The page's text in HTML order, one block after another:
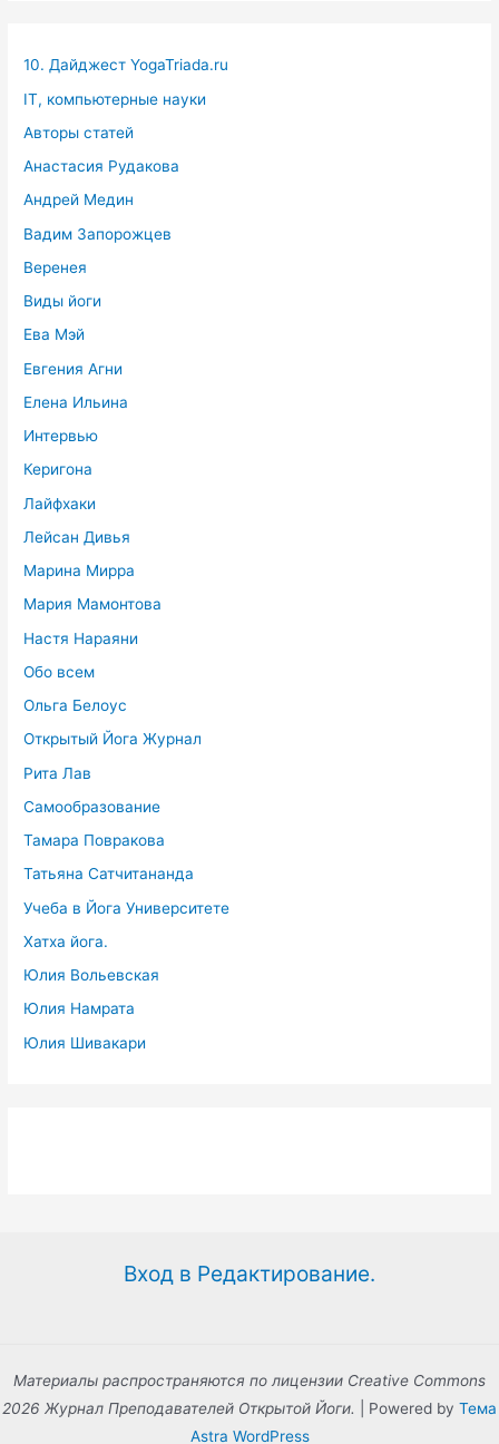
10. Дайджест YogaTriada.ru
IT, компьютерные науки
Авторы статей
Анастасия Рудакова
Андрей Медин
Вадим Запорожцев
Веренея
Виды йоги
Ева Мэй
Евгения Агни
Елена Ильина
Интервью
Керигона
Лайфхаки
Лейсан Дивья
Марина Мирра
Мария Мамонтова
Настя Нараяни
Обо всем
Ольга Белоус
Открытый Йога Журнал
Рита Лав
Самообразование
Тамара Повракова
Татьяна Сатчитананда
Учеба в Йога Университете
Хатха йога.
Юлия Вольевская
Юлия Намрата
Юлия Шивакари
Вход в Редактирование.
Материалы распространяются по лицензии Creative Commons
2026 Журнал Преподавателей Открытой Йоги.
| Powered by Тема
Astra WordPress